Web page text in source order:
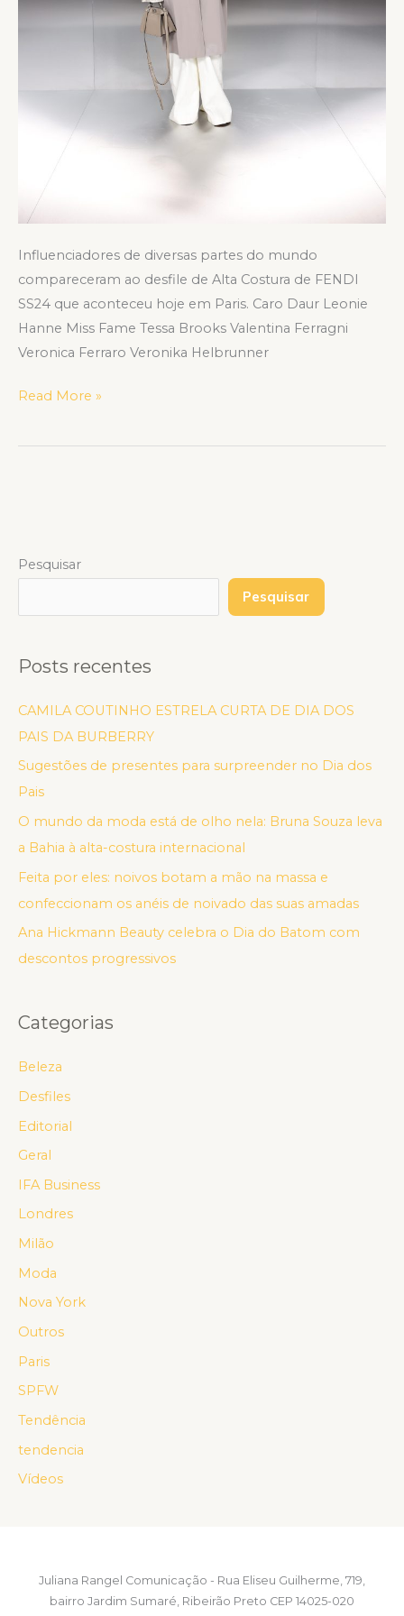
Influenciadores de diversas partes do mundo
compareceram ao desfile de Alta Costura de FENDI
SS24 que aconteceu hoje em Paris. Caro Daur Leonie
Hanne Miss Fame Tessa Brooks Valentina Ferragni
Veronica Ferraro Veronika Helbrunner
Read More »
Pesquisar
Pesquisar
Posts recentes
CAMILA COUTINHO ESTRELA CURTA DE DIA DOS
PAIS DA BURBERRY
Sugestões de presentes para surpreender no Dia dos
Pais
O mundo da moda está de olho nela: Bruna Souza leva
a Bahia à alta-costura internacional
Feita por eles: noivos botam a mão na massa e
confeccionam os anéis de noivado das suas amadas
Ana Hickmann Beauty celebra o Dia do Batom com
descontos progressivos
Categorias
Beleza
Desfiles
Editorial
Geral
IFA Business
Londres
Milão
Moda
Nova York
Outros
Paris
SPFW
Tendência
tendencia
Vídeos
Juliana Rangel Comunicação - Rua Eliseu Guilherme, 719,
bairro Jardim Sumaré, Ribeirão Preto CEP 14025-020